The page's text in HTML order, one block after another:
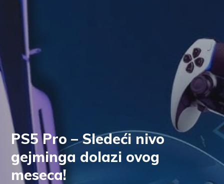
PS5 Pro – Sledeći nivo
gejminga dolazi ovog
meseca!